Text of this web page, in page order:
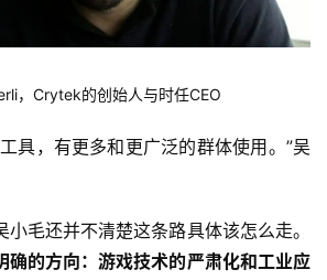
，Crytek的创始人与时任CEO
具，有更多和更广泛的群体使用。”吴
毛还并不清楚这条路具体该怎么走。
确的方向：游戏技术的严肃化和工业应